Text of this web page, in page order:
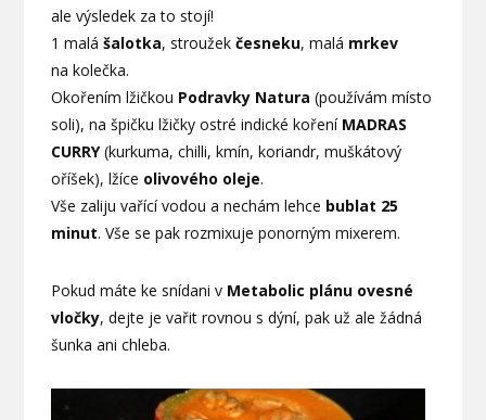
ale výsledek za to stojí!
1 malášalotka, stroužekčesneku, malá mrkev
na kolečka.
Okořením lžičkou Podravky Natura (používám místo
soli), na špičku lžičky ostré indické koření MADRAS
CURRY(kurkuma, chilli, kmín, koriandr, muškátový
oříšek), lžíce olivového oleje.
Vše zaliju vařící vodou a nechám lehce bublat 25
minut. Vše se pak rozmixuje ponorným mixerem.
Pokud máte ke snídani v Metabolic plánu ovesné
vločky, dejte je vařit rovnou s dýní, pak už ale žádná
šunka ani chleba.